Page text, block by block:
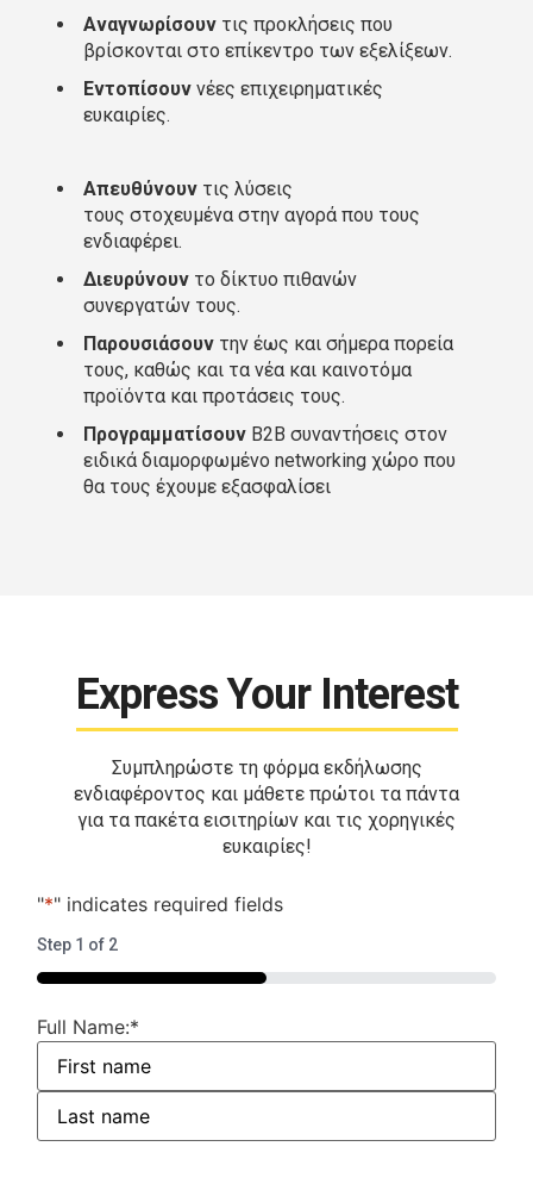
Αναγνωρίσουν τις προκλήσεις που
βρίσκονται στο επίκεντρο των εξελίξεων.
Εντοπίσουν νέες επιχειρηματικές
ευκαιρίες.
Απευθύνουν τις λύσεις
τους στοχευμένα στην αγορά που τους
ενδιαφέρει.
Διευρύνουν το δίκτυο πιθανών
συνεργατών τους.
Παρουσιάσουν την έως και σήμερα πορεία
τους, καθώς και τα νέα και καινοτόμα
προϊόντα και προτάσεις τους.
Προγραμματίσουν B2B συναντήσεις στον
ειδικά διαμορφωμένο networking χώρο που
θα τους έχουμε εξασφαλίσει
Express Your Interest
Συμπληρώστε τη φόρμα εκδήλωσης
ενδιαφέροντος και μάθετε πρώτοι τα πάντα
για τα πακέτα εισιτηρίων και τις χορηγικές
ευκαιρίες!